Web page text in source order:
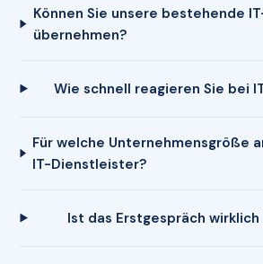
Können Sie unsere bestehende
übernehmen?
Wie schnell reagieren Sie bei
Für welche Unternehmensgröße
IT-Dienstleister?
Ist das Erstgespräch